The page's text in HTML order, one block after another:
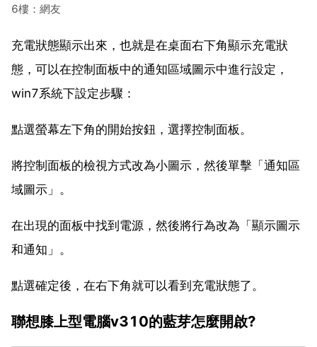
6樓：網友
充電狀態顯示出來，也就是在桌面右下角顯示充電狀
態，可以在控制面板中的通知區域圖示中進行設定，
win7系統下設定步驟：
點選螢幕左下角的開始按鈕，選擇控制面板。
將控制面板的檢視方式改為小圖示，然後單擊「通知區
域圖示」。
在出現的面板中找到電源，然後將行為改為「顯示圖示
和通知」。
點選確定後，在右下角就可以看到充電狀態了。
聯想膝上型電腦v310的藍芽怎麼開啟?